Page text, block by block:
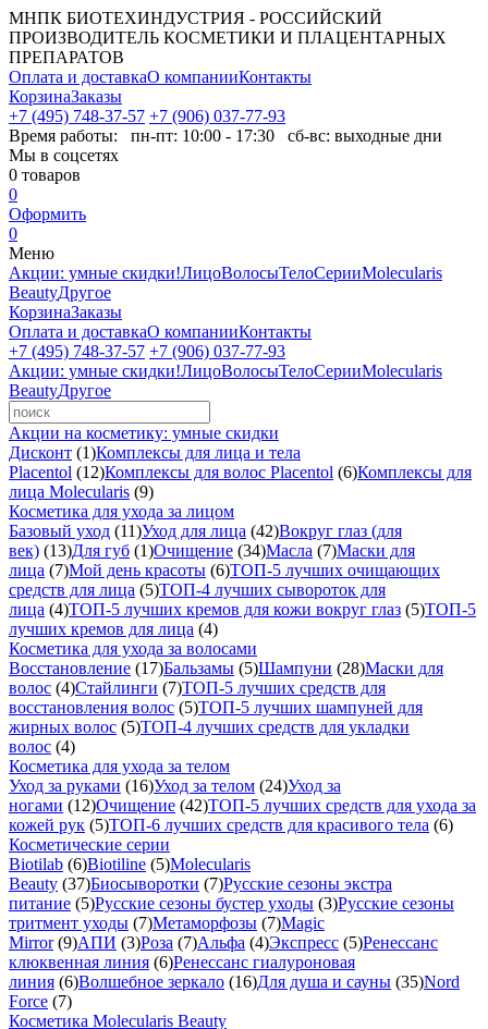
МНПК БИОТЕХИНДУСТРИЯ - РОССИЙСКИЙ
ПРОИЗВОДИТЕЛЬ КОСМЕТИКИ И ПЛАЦЕНТАРНЫХ
ПРЕПАРАТОВ
Оплата и доставкаО компанииКонтакты
КорзинаЗаказы
+7 (495) 748-37-57 +7 (906) 037-77-93
Время работы: пн-пт: 10:00 - 17:30 сб-вс: выходные дни
Мы в соцсетях
0 товаров
0
Оформить
0
Меню
Акции: умные скидки!ЛицоВолосыТелоСерииMolecularis
BeautyДругое
КорзинаЗаказы
Оплата и доставкаО компанииКонтакты
+7 (495) 748-37-57 +7 (906) 037-77-93
Акции: умные скидки!ЛицоВолосыТелоСерииMolecularis
BeautyДругое
Акции на косметику: умные скидки
Дисконт (1)Комплексы для лица и тела
Placentol (12)Комплексы для волос Placentol (6)Комплексы для
лица Molecularis (9)
Косметика для ухода за лицом
Базовый уход (11)Уход для лица (42)Вокруг глаз (для
век) (13)Для губ (1)Очищение (34)Масла (7)Маски для
лица (7)Мой день красоты (6)ТОП-5 лучших очищающих
средств для лица (5)ТОП-4 лучших сывороток для
лица (4)ТОП-5 лучших кремов для кожи вокруг глаз (5)ТОП-5
лучших кремов для лица (4)
Косметика для ухода за волосами
Восстановление (17)Бальзамы (5)Шампуни (28)Маски для
волос (4)Стайлинги (7)ТОП-5 лучших средств для
восстановления волос (5)ТОП-5 лучших шампуней для
жирных волос (5)ТОП-4 лучших средств для укладки
волос (4)
Косметика для ухода за телом
Уход за руками (16)Уход за телом (24)Уход за
ногами (12)Очищение (42)ТОП-5 лучших средств для ухода за
кожей рук (5)ТОП-6 лучших средств для красивого тела (6)
Косметические серии
Biotilab (6)Biotiline (5)Molecularis
Beauty (37)Биосыворотки (7)Русские сезоны экстра
питание (5)Русские сезоны бустер уходы (3)Русские сезоны
тритмент уходы (7)Метаморфозы (7)Magic
Mirror(9)АПИ (3)Роза (7)Альфа (4)Экспресс (5)Ренессанс
клюквенная линия (6)Ренессанс гиалуроновая
линия (6)Волшебное зеркало (16)Для душа и сауны (35)Nord
Force (7)
Косметика Molecularis Beauty